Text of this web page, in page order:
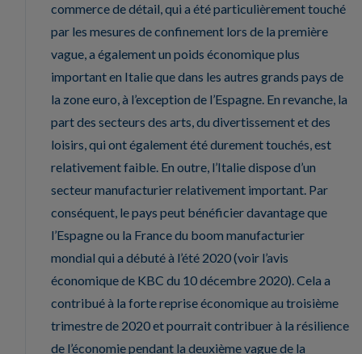
commerce de détail, qui a été particulièrement touché
par les mesures de confinement lors de la première
vague, a également un poids économique plus
important en Italie que dans les autres grands pays de
la zone euro, à l’exception de l’Espagne. En revanche, la
part des secteurs des arts, du divertissement et des
loisirs, qui ont également été durement touchés, est
relativement faible. En outre, l’Italie dispose d’un
secteur manufacturier relativement important. Par
conséquent, le pays peut bénéficier davantage que
l’Espagne ou la France du boom manufacturier
mondial qui a débuté à l’été 2020 (voir l’avis
économique de KBC du 10 décembre 2020). Cela a
contribué à la forte reprise économique au troisième
trimestre de 2020 et pourrait contribuer à la résilience
de l’économie pendant la deuxième vague de la